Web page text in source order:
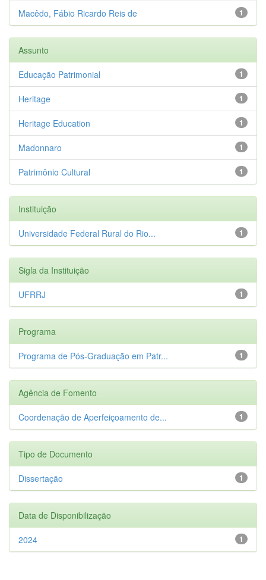
1
Macêdo, Fábio Ricardo Reis de
Assunto
1
Educação Patrimonial
1
Heritage
1
Heritage Education
1
Madonnaro
1
Patrimônio Cultural
Instituição
1
Universidade Federal Rural do Rio...
Sigla da Instituição
1
UFRRJ
Programa
1
Programa de Pós-Graduação em Patr...
Agência de Fomento
1
Coordenação de Aperfeiçoamento de...
Tipo de Documento
1
Dissertação
Data de Disponibilização
1
2024